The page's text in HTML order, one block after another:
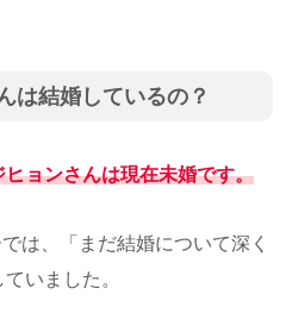
は結婚しているの？
ョンさんは現在未婚です。
は、「まだ結婚について深く
いました。